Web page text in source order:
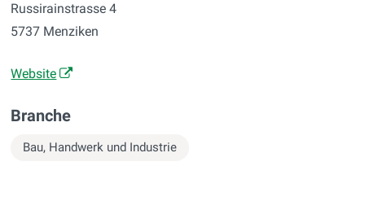
Russirainstrasse 4
5737 Menziken
Website
Branche
Bau, Handwerk und Industrie